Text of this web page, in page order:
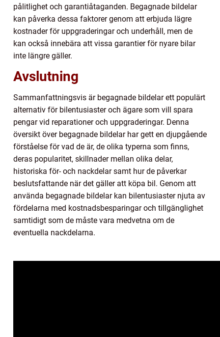
pålitlighet och garantiåtaganden. Begagnade bildelar
kan påverka dessa faktorer genom att erbjuda lägre
kostnader för uppgraderingar och underhåll, men de
kan också innebära att vissa garantier för nyare bilar
inte längre gäller.
Avslutning
Sammanfattningsvis är begagnade bildelar ett populärt
alternativ för bilentusiaster och ägare som vill spara
pengar vid reparationer och uppgraderingar. Denna
översikt över begagnade bildelar har gett en djupgående
förståelse för vad de är, de olika typerna som finns,
deras popularitet, skillnader mellan olika delar,
historiska för- och nackdelar samt hur de påverkar
beslutsfattande när det gäller att köpa bil. Genom att
använda begagnade bildelar kan bilentusiaster njuta av
fördelarna med kostnadsbesparingar och tillgänglighet
samtidigt som de måste vara medvetna om de
eventuella nackdelarna.